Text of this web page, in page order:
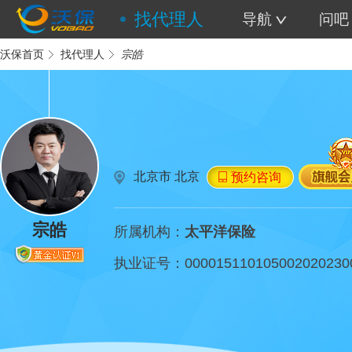
找代理人 导航 问吧
沃保首页 找代理人 宗皓
宗皓
北京市 北京 预约咨询
所属机构： 太平洋保险
执业证号：